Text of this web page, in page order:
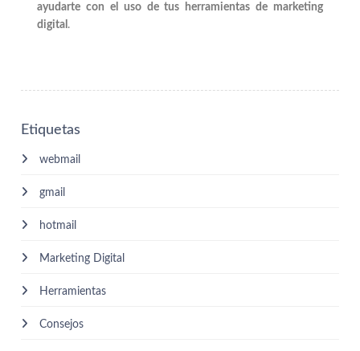
ayudarte con el uso de tus herramientas de marketing
digital .
Etiquetas
webmail
gmail
hotmail
Marketing Digital
Herramientas
Consejos